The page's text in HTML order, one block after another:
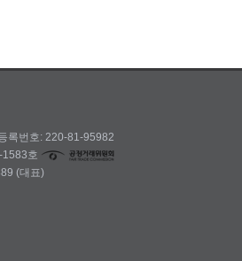
록번호: 220-81-95982
1583호
(대표)